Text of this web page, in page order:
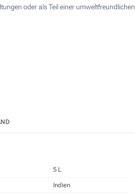
oder als Teil einer umweltfreundlichen
5 L
Indien